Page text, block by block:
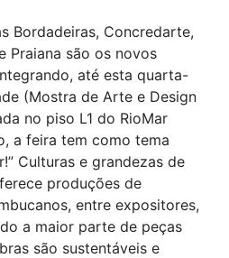
Bordadeiras, Concredarte,
Praiana são os novos
até esta quarta-
(Mostra de Arte e Design
no piso L1 do RioMar
a feira tem como tema
Culturas e grandezas de
produções de
entre expositores,
a maior parte de peças
são sustentáveis e